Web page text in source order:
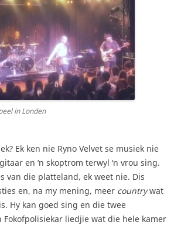
in Londen
Ek ken nie Ryno Velvet se musiek nie
en ‘n skoptrom terwyl ‘n vrou sing.
van die platteland, ek weet nie. Dis
en, na my mening, meer countrywat
Hy kan goed sing en die twee
Fokofpolisiekar liedjie wat die hele kamer